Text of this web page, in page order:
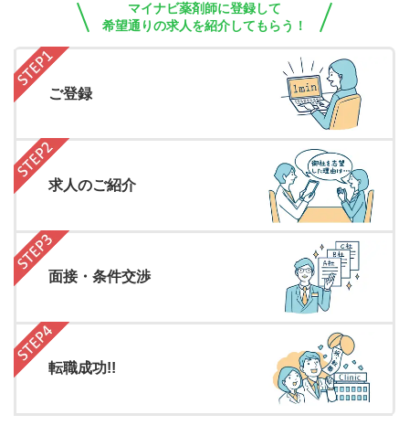
マイナビ薬剤師に登録して
希望通りの求人を紹介してもらう！
ご登録
求人のご紹介
面接・条件交渉
転職成功!!